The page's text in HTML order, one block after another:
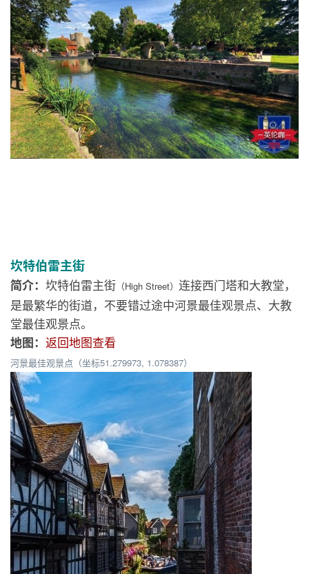
坎特伯雷主街
简介： 坎特伯雷主街 （High Street） 连接西门塔和大教堂，
是最繁华的街道，不要错过途中河景最佳观景点、大教
堂最佳观景点。
地图： 返回地图查看
河景最佳观景点（坐标51.279973, 1.078387）